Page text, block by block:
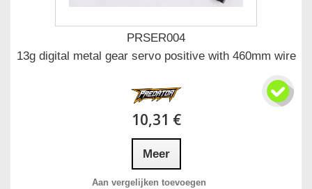
PRSER004
13g digital metal gear servo positive with 460mm wire
10,31 €
Meer
Aan vergelijken toevoegen